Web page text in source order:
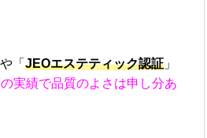
や「JEOエステティック認証 」
実績で品質のよさは申し分あ